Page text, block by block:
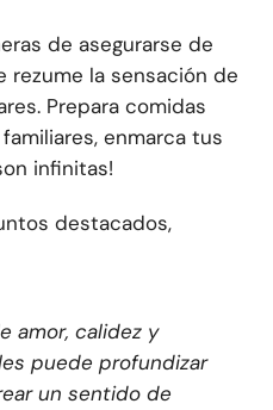
de asegurarse de
rezume la sensación de
Prepara comidas
enmarca tus
infinitas!
destacados,
amor, calidez y
puede profundizar
un sentido de